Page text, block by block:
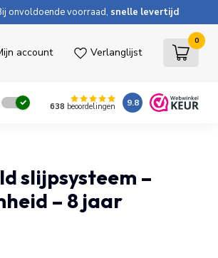
onvoldoende voorraad, snelle levertijd
account Verlanglijst
0
638 beoordelingen 9.8
slijpsysteem –
– 8 jaar